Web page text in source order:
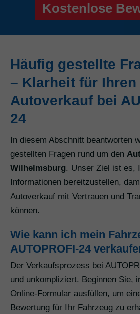
Kostenlose
Häufig gestellte
– Klarheit für Ihren
Autoverkauf bei
24
In diesem Abschnitt beantworten
gestellten Fragen rund um den
Wilhelmsburg. Unser Ziel ist es,
Informationen bereitzustellen,
Autoverkauf mit Vertrauen und
können.
Wie kann ich mein
AUTOPROFI-24
Der Verkaufsprozess bei
und unkompliziert. Beginnen Sie,
Online-Formular ausfüllen, um
Bewertung für Ihr Fahrzeug zu